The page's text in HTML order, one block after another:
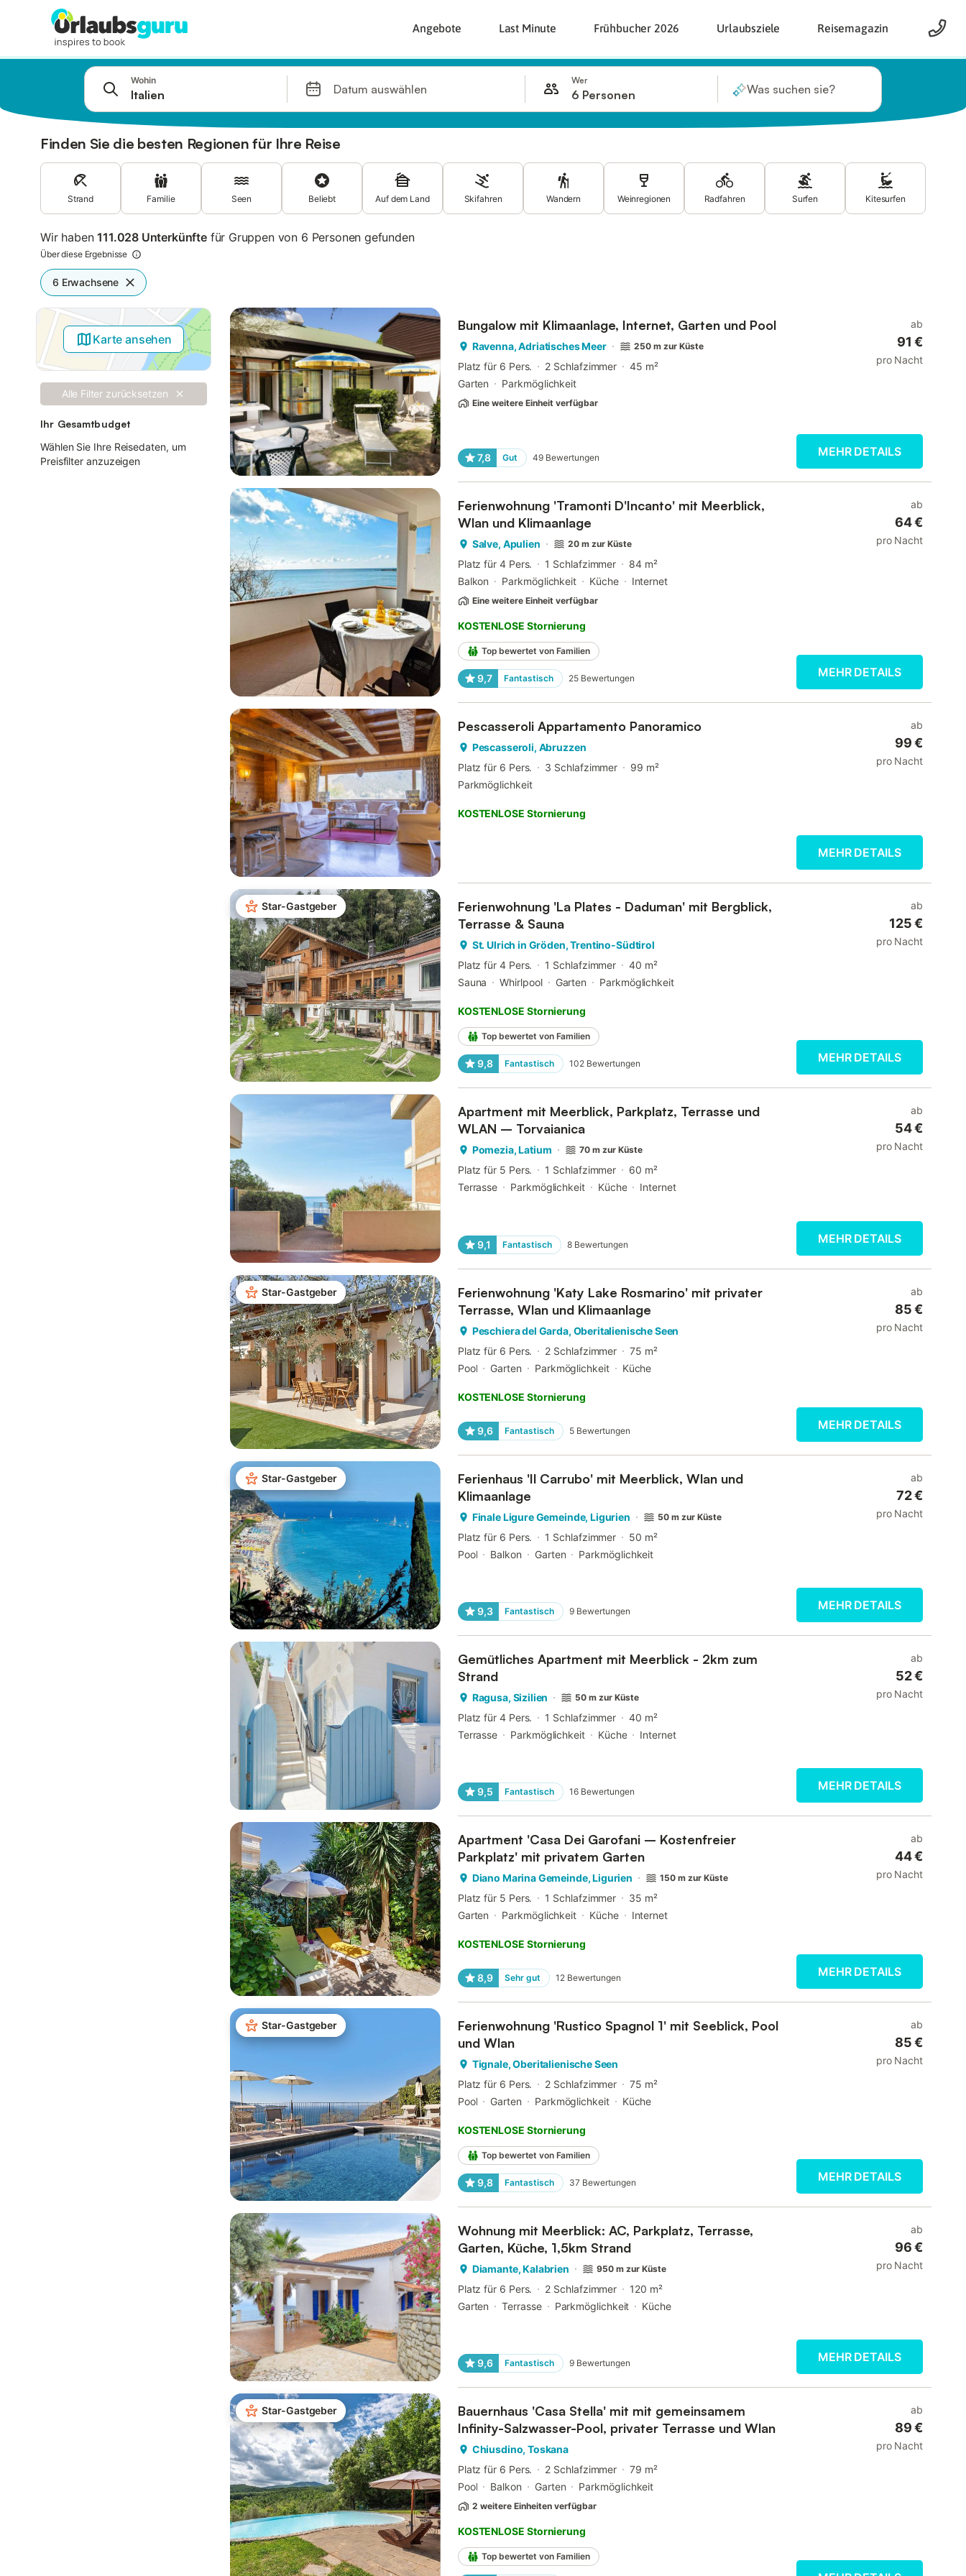
Angebote Last Minute Frühbucher 2026 Urlaubsziele Reisemagazin
Filter
Angebote
Wohin
Datum auswählen
Wer
6 Personen Was suchen sie?
Finden Sie die besten Regionen für Ihre Reise
Strand Familie Seen Beliebt Auf dem Land Skifahren Wandern Weinregionen Radfahren Surfen Kitesurfen
Wir haben111.028 Unterkünftefür Gruppen von 6 Personen gefunden
Über diese Ergebnisse
6 Erwachsene
Karte ansehen
Alle Filter zurücksetzen
Ihr Gesamtbudget
Wählen Sie Ihre Reisedaten, um
Preisfilter anzuzeigen
Bungalow mit Klimaanlage, Internet, Garten und Pool
Ravenna, Adriatisches Meer 250 m zur Küste
Platz für 6 Pers. 2 Schlafzimmer
45 m²
Garten
Parkmöglichkeit
Eine weitere Einheit verfügbar
7,8 Gut 49 Bewertungen
ab
91 €
pro Nacht
MEHR DETAILS
Ferienwohnung 'Tramonti D'Incanto' mit Meerblick,
Wlan und Klimaanlage
Salve, Apulien 20 m zur Küste
Platz für 4 Pers. 1 Schlafzimmer
84 m²
Balkon
Parkmöglichkeit Küche Internet
Eine weitere Einheit verfügbar
KOSTENLOSE Stornierung
Top bewertet von Familien
9,7 Fantastisch 25 Bewertungen
ab
64 €
pro Nacht
MEHR DETAILS
Pescasseroli Appartamento Panoramico
Pescasseroli, Abruzzen
Platz für 6 Pers.
3 Schlafzimmer
99 m²
Parkmöglichkeit
KOSTENLOSE Stornierung
ab
99 €
pro Nacht
MEHR DETAILS
Star-Gastgeber
Ferienwohnung 'La Plates - Daduman' mit Bergblick,
Terrasse & Sauna
St. Ulrich in Gröden, Trentino-Südtirol
Platz für 4 Pers.
1 Schlafzimmer
40 m²
Sauna
Whirlpool Garten Parkmöglichkeit
KOSTENLOSE Stornierung
Top bewertet von Familien
9,8 Fantastisch 102 Bewertungen
ab
125 €
pro Nacht
MEHR DETAILS
Apartment mit Meerblick, Parkplatz, Terrasse und
WLAN – Torvaianica
Pomezia, Latium 70 m zur Küste
Platz für 5 Pers. 1 Schlafzimmer
60 m²
Terrasse
Parkmöglichkeit Küche Internet
9,1 Fantastisch 8 Bewertungen
ab
54 €
pro Nacht
MEHR DETAILS
Star-Gastgeber
Ferienwohnung 'Katy Lake Rosmarino' mit privater
Terrasse, Wlan und Klimaanlage
Peschiera del Garda, Oberitalienische Seen
Platz für 6 Pers.
2 Schlafzimmer
75 m²
Pool
Garten Parkmöglichkeit Küche
KOSTENLOSE Stornierung
9,6 Fantastisch 5 Bewertungen
ab
85 €
pro Nacht
MEHR DETAILS
Star-Gastgeber
Ferienhaus 'Il Carrubo' mit Meerblick, Wlan und
Klimaanlage
Finale Ligure Gemeinde, Ligurien 50 m zur Küste
Platz für 6 Pers. 1 Schlafzimmer
50 m²
Pool
Balkon Garten Parkmöglichkeit
9,3 Fantastisch 9 Bewertungen
ab
72 €
pro Nacht
MEHR DETAILS
Gemütliches Apartment mit Meerblick - 2km zum
Strand
Ragusa, Sizilien 50 m zur Küste
Platz für 4 Pers. 1 Schlafzimmer
40 m²
Terrasse
Parkmöglichkeit Küche Internet
9,5 Fantastisch 16 Bewertungen
ab
52 €
pro Nacht
MEHR DETAILS
Apartment 'Casa Dei Garofani – Kostenfreier
Parkplatz' mit privatem Garten
Diano Marina Gemeinde, Ligurien 150 m zur Küste
Platz für 5 Pers. 1 Schlafzimmer
35 m²
Garten
Parkmöglichkeit Küche Internet
KOSTENLOSE Stornierung
8,9 Sehr gut 12 Bewertungen
ab
44 €
pro Nacht
MEHR DETAILS
Star-Gastgeber
Ferienwohnung 'Rustico Spagnol 1' mit Seeblick, Pool
und Wlan
Tignale, Oberitalienische Seen
Platz für 6 Pers.
2 Schlafzimmer
75 m²
Pool
Garten Parkmöglichkeit Küche
KOSTENLOSE Stornierung
Top bewertet von Familien
9,8 Fantastisch 37 Bewertungen
ab
85 €
pro Nacht
MEHR DETAILS
Wohnung mit Meerblick: AC, Parkplatz, Terrasse,
Garten, Küche, 1,5km Strand
Diamante, Kalabrien 950 m zur Küste
Platz für 6 Pers. 2 Schlafzimmer
120 m²
Garten
Terrasse Parkmöglichkeit Küche
9,6 Fantastisch 9 Bewertungen
ab
96 €
pro Nacht
MEHR DETAILS
Star-Gastgeber
Bauernhaus 'Casa Stella' mit mit gemeinsamem
Infinity-Salzwasser-Pool, privater Terrasse und Wlan
Chiusdino, Toskana
Platz für 6 Pers.
2 Schlafzimmer
79 m²
Pool
Balkon Garten Parkmöglichkeit
2 weitere Einheiten verfügbar
KOSTENLOSE Stornierung
Top bewertet von Familien
ab
89 €
pro Nacht